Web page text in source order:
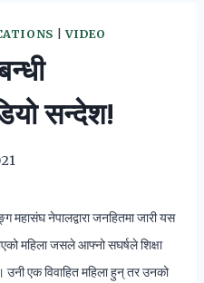
|VIDEO
सन्देश!
महासंघ नेपालद्वारा जनहितमा जारी यस
महिला जसले आफ्नो सघर्षले शिक्षा
उनी एक विवाहित महिला हुन् तर उनको